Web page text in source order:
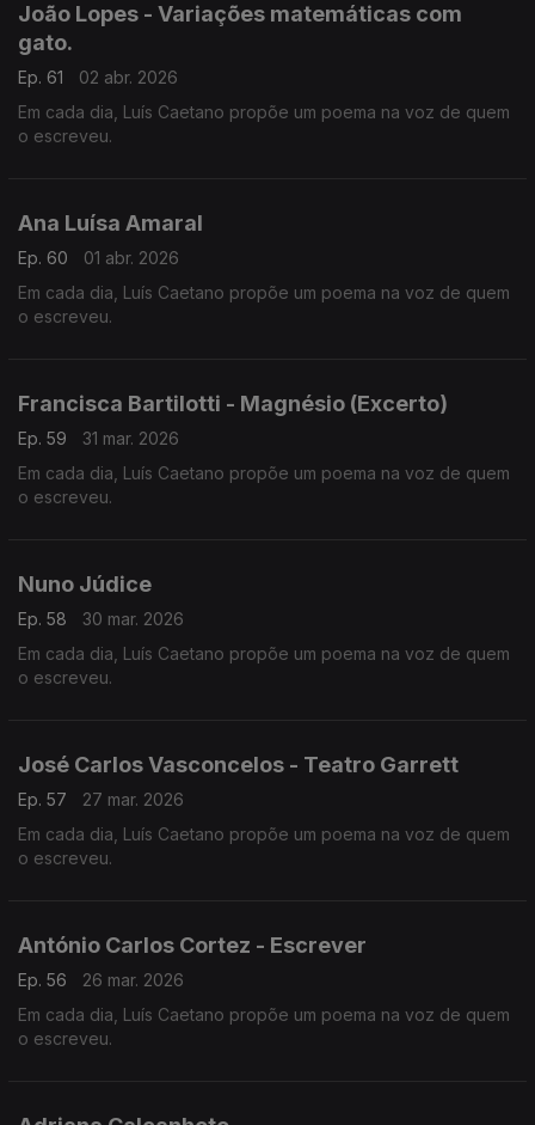
João Lopes - Variações matemáticas com
gato.
Ep. 61
02 abr. 2026
Em cada dia, Luís Caetano propõe um poema na voz de quem
o escreveu.
Ana Luísa Amaral
Ep. 60
01 abr. 2026
Em cada dia, Luís Caetano propõe um poema na voz de quem
o escreveu.
Francisca Bartilotti - Magnésio (Excerto)
Ep. 59
31 mar. 2026
Em cada dia, Luís Caetano propõe um poema na voz de quem
o escreveu.
Nuno Júdice
Ep. 58
30 mar. 2026
Em cada dia, Luís Caetano propõe um poema na voz de quem
o escreveu.
José Carlos Vasconcelos - Teatro Garrett
Ep. 57
27 mar. 2026
Em cada dia, Luís Caetano propõe um poema na voz de quem
o escreveu.
António Carlos Cortez - Escrever
Ep. 56
26 mar. 2026
Em cada dia, Luís Caetano propõe um poema na voz de quem
o escreveu.